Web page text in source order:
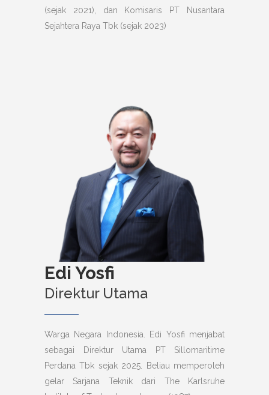
(sejak 2021), dan Komisaris PT Nusantara
Sejahtera Raya Tbk (sejak 2023)
Edi Yosfi
Direktur Utama
Warga Negara Indonesia. Edi Yosfi menjabat
sebagai Direktur Utama PT Sillomaritime
Perdana Tbk sejak 2025. Beliau memperoleh
gelar Sarjana Teknik dari The Karlsruhe